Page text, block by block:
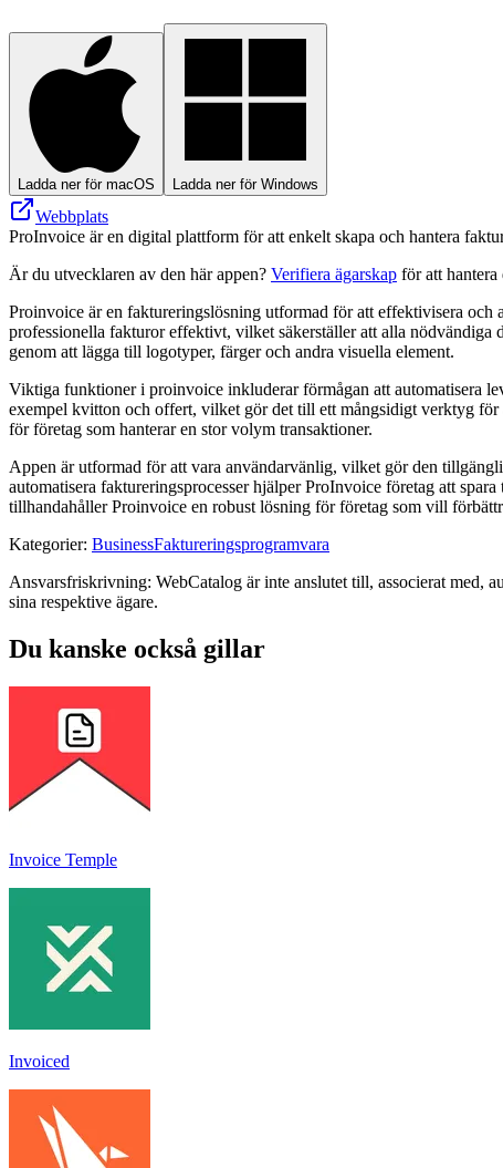
Ladda ner för macOS Ladda ner för Windows
Webbplats
ProInvoice är en digital plattform för att enkelt skapa och hantera
Är du utvecklaren av den här appen? Verifiera ägarskap för att hantera
Proinvoice är en faktureringslösning utformad för att effektivisera och
professionella fakturor effektivt, vilket säkerställer att alla nödvändiga
genom att lägga till logotyper, färger och andra visuella element.
Viktiga funktioner i proinvoice inkluderar förmågan att automatisera
exempel kvitton och offert, vilket gör det till ett mångsidigt verktyg
för företag som hanterar en stor volym transaktioner.
Appen är utformad för att vara användarvänlig, vilket gör den
automatisera faktureringsprocesser hjälper ProInvoice företag att
tillhandahåller Proinvoice en robust lösning för företag som vill
Kategorier: BusinessFaktureringsprogramvara
Ansvarsfriskrivning: WebCatalog är inte anslutet till, associerat med,
sina respektive ägare.
Du kanske också gillar
Invoice Temple
Invoiced